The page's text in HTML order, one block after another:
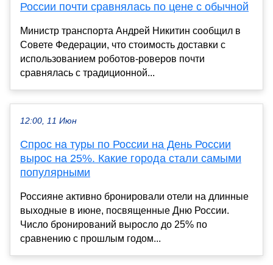
России почти сравнялась по цене с обычной
Министр транспорта Андрей Никитин сообщил в
Совете Федерации, что стоимость доставки с
использованием роботов-роверов почти
сравнялась с традиционной...
12:00, 11 Июн
Спрос на туры по России на День России
вырос на 25%. Какие города стали самыми
популярными
Россияне активно бронировали отели на длинные
выходные в июне, посвященные Дню России.
Число бронирований выросло до 25% по
сравнению с прошлым годом...